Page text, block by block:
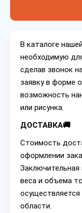
В каталоге
необходимую
сделав звонок
заявку в форме
возможность
или рисунка.
ДОСТАВКА🚚
Стоимость
оформлении
веса и объема
области.